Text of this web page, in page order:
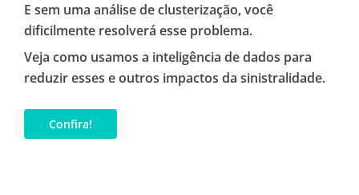
E sem uma análise de clusterização, você
dificilmente resolverá esse problema.
Veja como usamos a inteligência de dados para
reduzir esses e outros impactos da sinistralidade.
Confira!